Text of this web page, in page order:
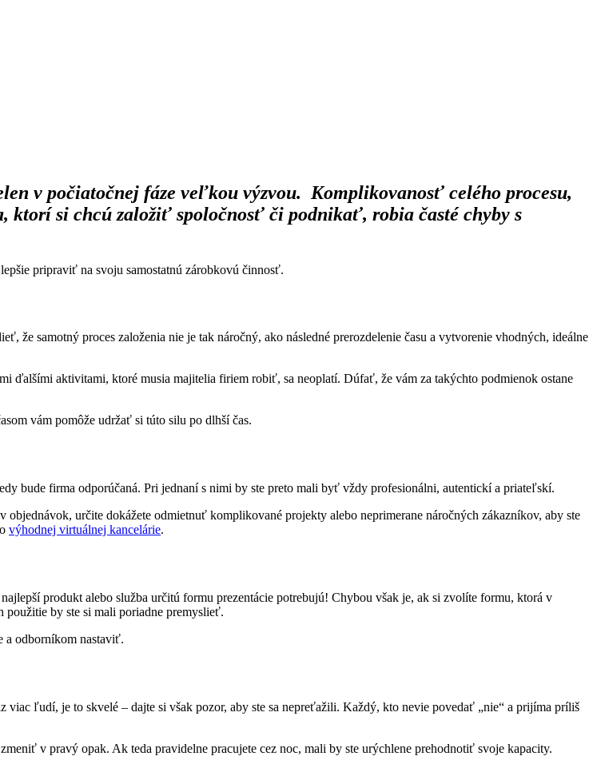
v počiatočnej fáze veľkou výzvou. Komplikovanosť celého procesu,
ktorí si chcú založiť spoločnosť či podnikať, robia časté chyby s
pripraviť na svoju samostatnú zárobkovú činnosť.
že samotný proces založenia nie je tak náročný, ako následné prerozdelenie času a vytvorenie vhodných, ideálne
ďalšími aktivitami, ktoré musia majitelia firiem robiť, sa neoplatí. Dúfať, že vám za takýchto podmienok ostane
vám pomôže udržať si túto silu po dlhší čas.
bude firma odporúčaná. Pri jednaní s nimi by ste preto mali byť vždy profesionálni, autentickí a priateľskí.
určite dokážete odmietnuť komplikované projekty alebo neprimerane náročných zákazníkov, aby ste
výhodnej virtuálnej kancelárie.
produkt alebo služba určitú formu prezentácie potrebujú! Chybou však je, ak si zvolíte formu, ktorá v
použitie by ste si mali poriadne premyslieť.
a odborníkom nastaviť.
ľudí, je to skvelé – dajte si však pozor, aby ste sa nepreťažili. Každý, kto nevie povedať „nie“ a prijíma príliš
v pravý opak. Ak teda pravidelne pracujete cez noc, mali by ste urýchlene prehodnotiť svoje kapacity.